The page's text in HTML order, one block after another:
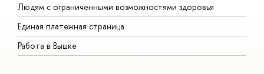
Людям с ограниченными возможностями здоровья
Единая платежная страница
Работа в Вышке